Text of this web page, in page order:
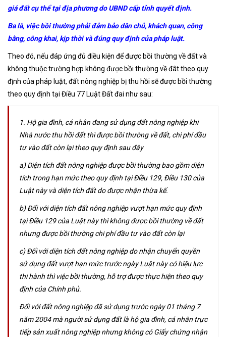
giá đất cụ thể tại địa phương do UBND cấp tỉnh quyết định.
Ba là, việc bồi thường phải đảm bảo dân chủ, khách quan, công
bằng, công khai, kịp thời và đúng quy định của pháp luật.
Theo đó, nếu đáp ứng đủ điều kiện để được bồi thường về đất và
không thuộc trường hợp không được bồi thường về đât theo quy
định của pháp luật, đất nông nghiệp bị thu hồi sẽ được bồi thường
theo quy định tại Điều 77 Luật Đất đai như sau:
1. Hộ gia đình, cá nhân đang sử dụng đất nông nghiệp khi
Nhà nước thu hồi đất thì được bồi thường về đất, chi phí đầu
tư vào đất còn lại theo quy định sau đây
a) Diện tích đất nông nghiệp được bồi thường bao gồm diện
tích trong hạn mức theo quy định tại Điều 129, Điều 130 của
Luật này và diện tích đất do được nhận thừa kế.
b) Đối với diện tích đất nông nghiệp vượt hạn mức quy định
tại Điều 129 của Luật này thì không được bồi thường về đất
nhưng được bồi thường chi phí đầu tư vào đất còn lại
c) Đối với diện tích đất nông nghiệp do nhận chuyển quyền
sử dụng đất vượt hạn mức trước ngày Luật này có hiệu lực
thi hành thì việc bồi thường, hỗ trợ được thực hiện theo quy
định của Chính phủ.
Đối với đất nông nghiệp đã sử dụng trước ngày 01 tháng 7
năm 2004 mà người sử dụng đất là hộ gia đình, cá nhân trực
tiếp sản xuất nông nghiệp nhưng không có Giấy chứng nhận